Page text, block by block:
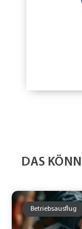
DAS
Betriebsausflug